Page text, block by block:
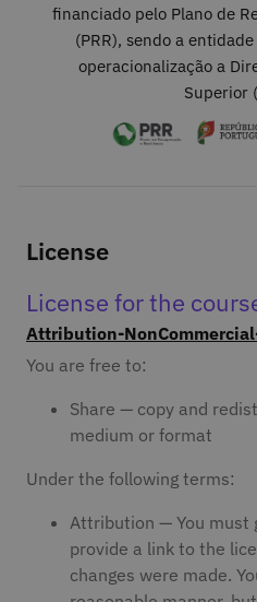
financiado pelo Plano de
(PRR), sendo a
operacionalização a
Superior
License
License for the
Attribution-
You are free to:
Share — copy and
medium or format
Under the following terms:
Attribution — You must
provide a link to the
changes were made.